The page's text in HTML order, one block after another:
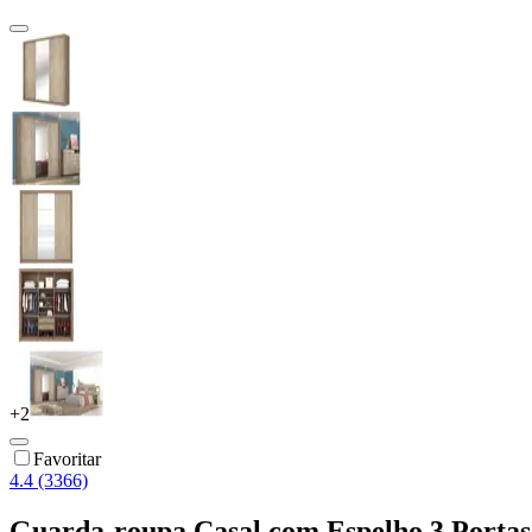
+2
Favoritar
4.4 (3366)